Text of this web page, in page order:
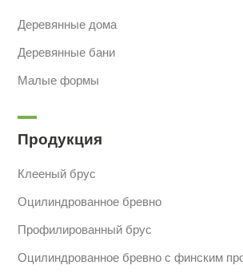
Деревянные дома
Деревянные бани
Малые формы
Продукция
Клееный брус
Оцилиндрованное бревно
Профилированный брус
Оцилиндрованное бревно с финским